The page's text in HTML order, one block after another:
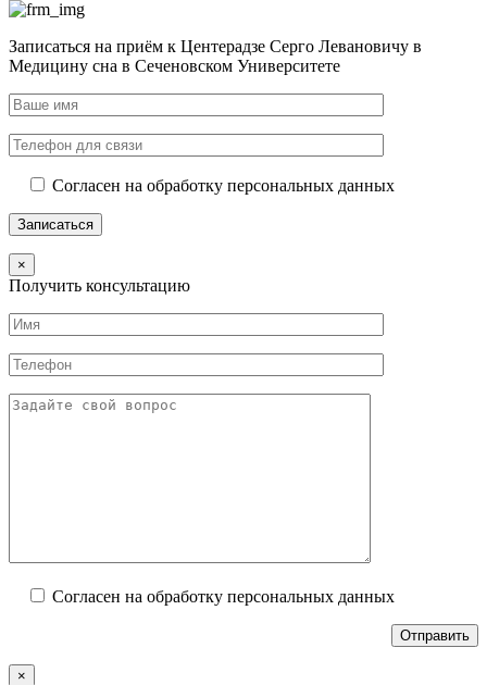
Записаться на приём к Центерадзе Серго Левановичу в
Медицину сна в Сеченовском Университете
Согласен на обработку персональных данных
×
Получить консультацию
Согласен на обработку персональных данных
×